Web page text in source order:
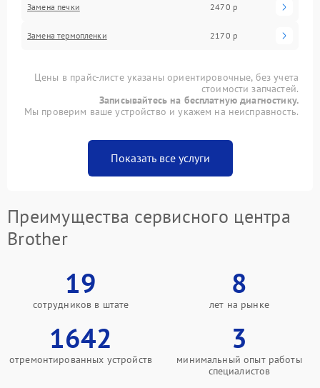
Замена печки 2470 р
Замена термопленки 2170 р
Цены в прайс-листе указаны ориентировочные, без учета
стоимости запчастей.
Записывайтесь на бесплатную диагностику.
Мы проверим ваше устройство и укажем на неисправность.
Показать все услуги
Преимущества сервисного центра
Brother
19
сотрудников в штате
8
лет на рынке
1642
отремонтированных устройств
3
минимальный опыт работы
специалистов